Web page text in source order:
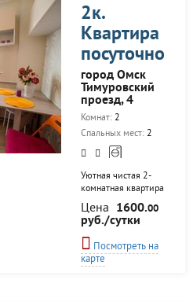
ортопедическим
матрасом. Только
представьте, как
комфортно вы
сможете выспаться
на такой кровати.
Так, как вы
привыкли это
делать дома. С
комфортом! И не
только выспаться…
От 1200 до 1500
рублей в сутки!...
2к.
Квартира
посуточно
город Омск
Тимуровский
проезд, 4
Комнат: 2
Спальных мест: 2
Уютная чистая 2-
комнатная квартира
с большой кроватью
в самом центре
Омска
Исключительно для
гостей с хорошим
настроением и без
Цена 1600.00
руб./сутки
Посмотреть на
карте